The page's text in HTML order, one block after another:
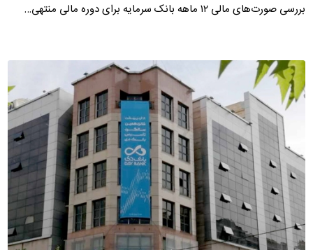
بررسی صورت‌های مالی ۱۲ ماهه بانک سرمایه برای دوره مالی منتهی…